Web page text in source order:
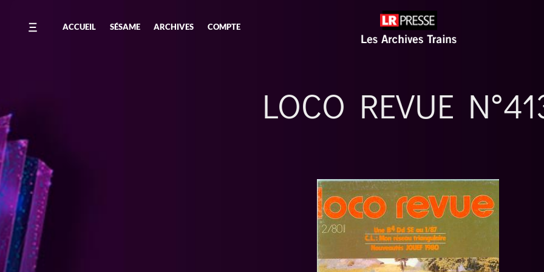
ACCUEIL SÉSAME ARCHIVES COMPTE
LOCO REVUE